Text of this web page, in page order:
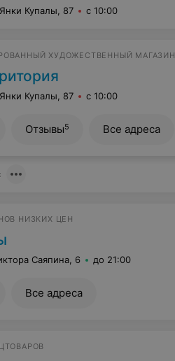
Купалы, 87 с 10:00
ХУДОЖЕСТВЕННЫЙ МАГАЗИН
Купалы, 87 с 10:00
Отзывы5 Все адреса
НИЗКИХ ЦЕН
Саяпина, 6 до 21:00
Все адреса